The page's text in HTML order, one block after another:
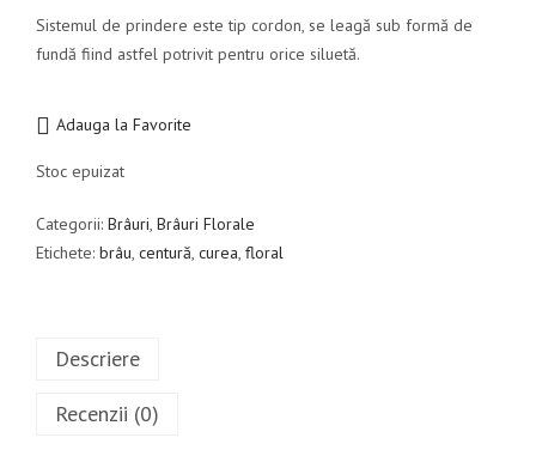
Sistemul de prindere este tip cordon, se leagă sub formă de
fundă fiind astfel potrivit pentru orice siluetă.
Adauga la Favorite
Stoc epuizat
Categorii: Brâuri Brâuri Florale
Etichete: brâu centură curea floral
Descriere
Recenzii (0)